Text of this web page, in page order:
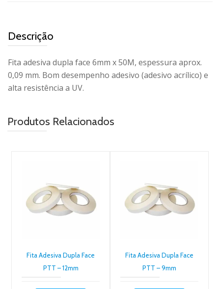
Descrição
Fita adesiva dupla face 6mm x 50M, espessura aprox.
0,09 mm. Bom desempenho adesivo (adesivo acrílico) e
alta resistência a UV.
Produtos Relacionados
Fita Adesiva Dupla Face
PTT – 12mm
Fita Adesiva Dupla Face
PTT – 9mm